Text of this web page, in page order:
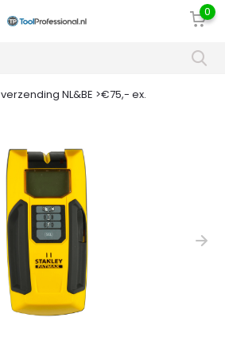
0
verzending NL&BE >€75,- ex.